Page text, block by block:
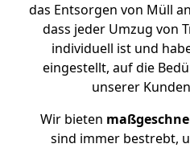
das Entsorgen von Müll
dass jeder Umzug von
individuell ist und
eingestellt, auf die
unserer
Wir bieten
sind immer bestrebt,